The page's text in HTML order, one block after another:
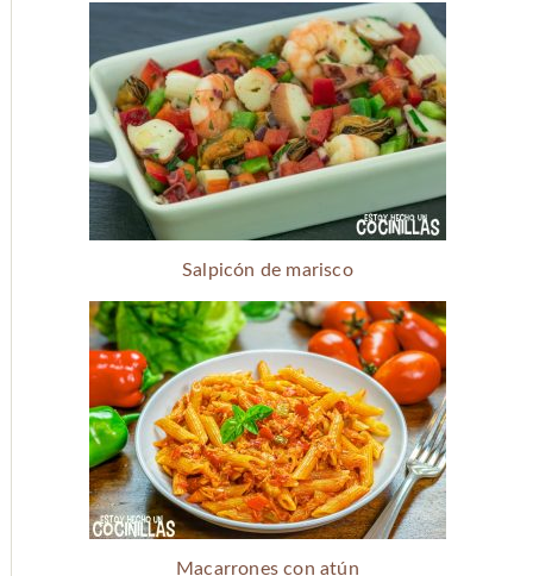
Salpicón de marisco
Macarrones con atún